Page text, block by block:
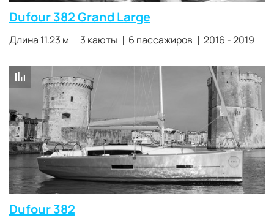
Dufour 382 Grand Large
Длина 11.23 м 3 каюты 6 пассажиров 2016 - 2019
Dufour 382